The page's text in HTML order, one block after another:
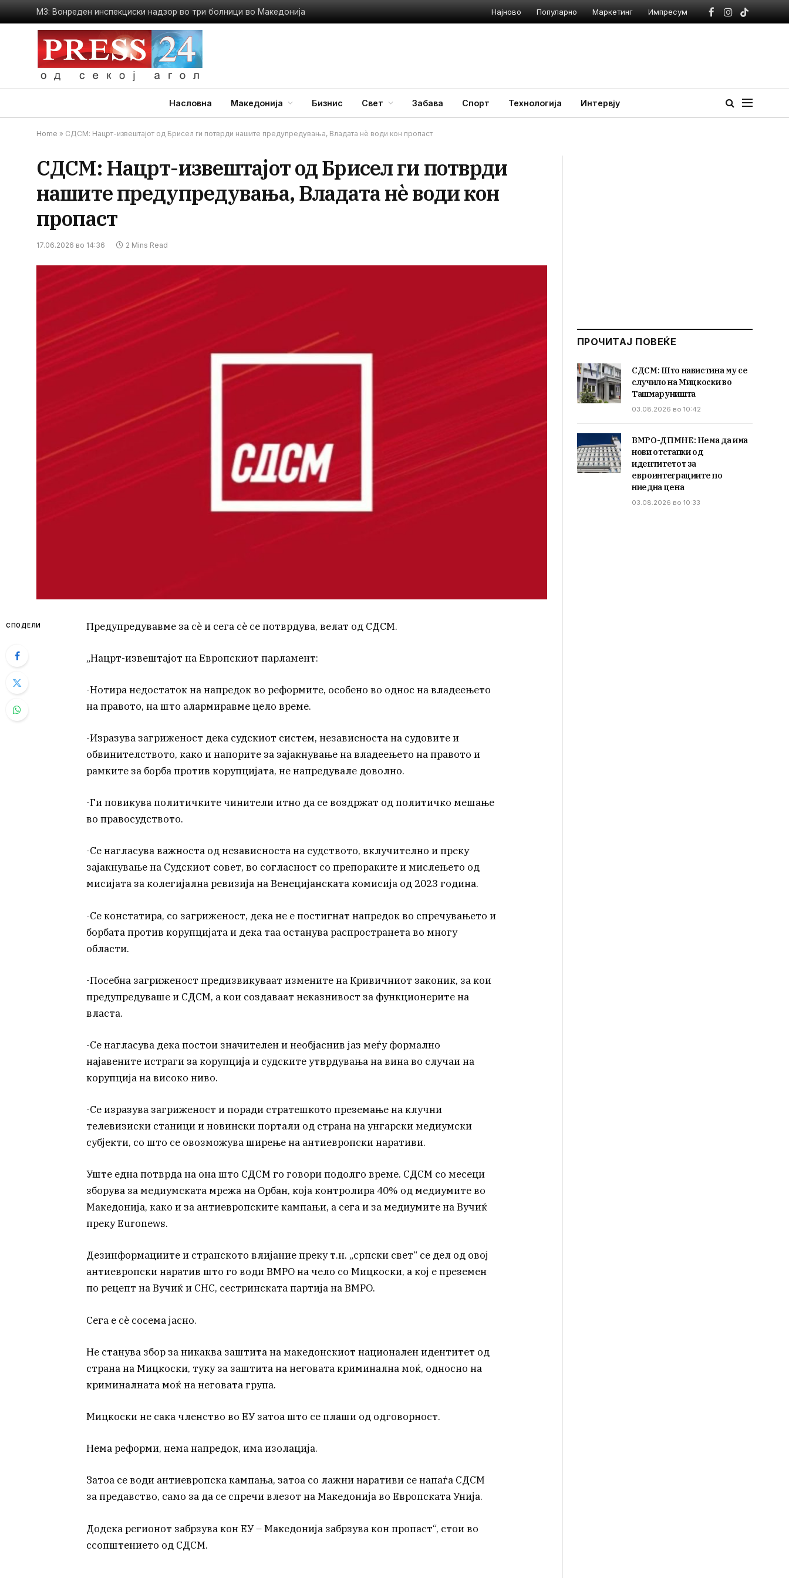
МЗ: Вонреден инспекциски надзор во три болници во Македонија Најново Популарно Маркетинг Импресум
Facebook
Instagram
TikTok
Насловна Македонија Бизнис Свет Забава Спорт Технологија Интервју
Home » СДСМ: Нацрт-извештајот од Брисел ги потврди нашите предупредувања, Владата нè води кон пропаст
СДСМ: Нацрт-извештајот од Брисел ги потврди
нашите предупредувања, Владата нè води кон
пропаст
17.06.2026 во 14:36 2 Mins Read
СПОДЕЛИ Предупредувавме за сѐ и сега сѐ се потврдува, велат од СДСМ.
„Нацрт-извештајот на Европскиот парламент:
-Нотира недостаток на напредок во реформите, особено во однос на владеењето
на правото, на што алармиравме цело време.
-Изразува загриженост дека судскиот систем, независноста на судовите и
обвинителството, како и напорите за зајакнување на владеењето на правото и
рамките за борба против корупцијата, не напредувале доволно.
-Ги повикува политичките чинители итно да се воздржат од политичко мешање
во правосудството.
-Се нагласува важноста од независноста на судството, вклучително и преку
зајакнување на Судскиот совет, во согласност со препораките и мислењето од
мисијата за колегијална ревизија на Венецијанската комисија од 2023 година.
-Се констатира, со загриженост, дека не е постигнат напредок во спречувањето и
борбата против корупцијата и дека таа останува распространета во многу
области.
-Посебна загриженост предизвикуваат измените на Кривичниот законик, за кои
предупредуваше и СДСМ, а кои создаваат неказнивост за функционерите на
власта.
-Се нагласува дека постои значителен и необјаснив јаз меѓу формално
најавените истраги за корупција и судските утврдувања на вина во случаи на
корупција на високо ниво.
-Се изразува загриженост и поради стратешкото преземање на клучни
телевизиски станици и новински портали од страна на унгарски медиумски
субјекти, со што се овозможува ширење на антиевропски наративи.
Уште една потврда на она што СДСМ го говори подолго време. СДСМ со месеци
зборува за медиумската мрежа на Орбан, која контролира 40% од медиумите во
Македонија, како и за антиевропските кампањи, а сега и за медиумите на Вучиќ
преку Euronews.
Дезинформациите и странското влијание преку т.н. „српски свет“ се дел од овој
антиевропски наратив што го води ВМРО на чело со Мицкоски, а кој е преземен
по рецепт на Вучиќ и СНС, сестринската партија на ВМРО.
Сега е сѐ сосема јасно.
Не станува збор за никаква заштита на македонскиот национален идентитет од
страна на Мицкоски, туку за заштита на неговата криминална моќ, односно на
криминалната моќ на неговата група.
Мицкоски не сака членство во ЕУ затоа што се плаши од одговорност.
Нема реформи, нема напредок, има изолација.
Затоа се води антиевропска кампања, затоа со лажни наративи се напаѓа СДСМ
за предавство, само за да се спречи влезот на Македонија во Европската Унија.
Додека регионот забрзува кон ЕУ – Македонија забрзува кон пропаст“, стои во
ссопштението од СДСМ.
ПРОЧИТАЈ ПОВЕЌЕ
СДСМ: Што навистина му се
случило на Мицкоски во
Ташмаруништа
03.08.2026 во 10:42
ВМРО-ДПМНЕ: Нема да има
нови отстапки од
идентитетот за
евроинтеграциите по
ниедна цена
03.08.2026 во 10:33